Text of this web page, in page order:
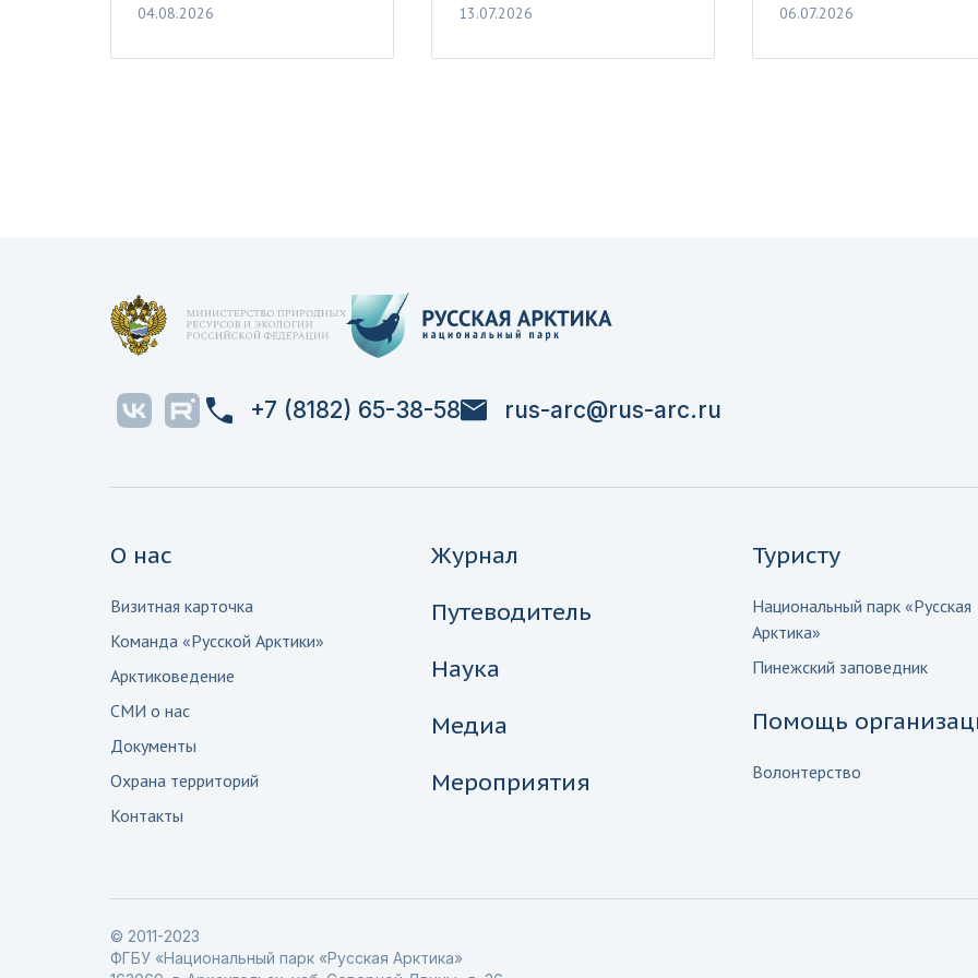
04.08.2026 13.07.2026 06.07.2026
+7 (8182) 65-38-58 rus-arc@rus-arc.ru
О нас
Визитная карточка
Команда «Русской Арктики»
Арктиковедение
СМИ о нас
Документы
Охрана территорий
Контакты
Журнал
Путеводитель
Наука
Медиа
Мероприятия
Туристу
Национальный парк «Русская
Арктика»
Пинежский заповедник
Помощь
Волонтерство
© 2011-2023
ФГБУ «Национальный парк «Русская Арктика»